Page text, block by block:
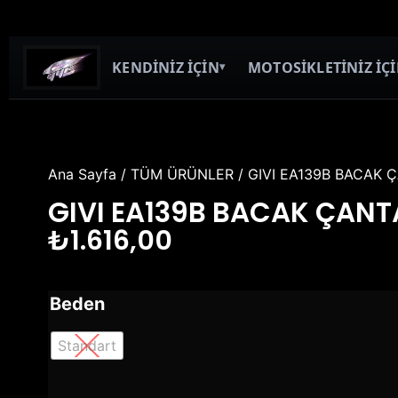
KENDİNİZ İÇİN▾ MOTOSİKLETİNİZ
Ana Sayfa / TÜM ÜRÜNLER/ GIVI EA139B BACAK
GIVI EA139B BACAK
₺1.616,00
Beden
Standart